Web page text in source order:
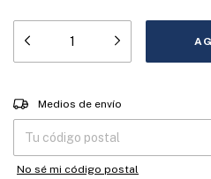
Entregas para el CP:
Medios de envío
No sé mi código postal